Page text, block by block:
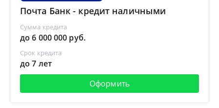
Почта Банк - кредит наличными
Сумма кредита
до 6 000 000 руб.
Срок кредита
до 7 лет
Оформить